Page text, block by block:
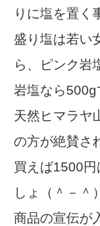
りに塩を置く
盛り塩は若い
ら、ピンク岩
岩塩なら500g
天然ヒマラヤ
の方が絶賛さ
買えば1500
しょ（＾－＾）
商品の宣伝が